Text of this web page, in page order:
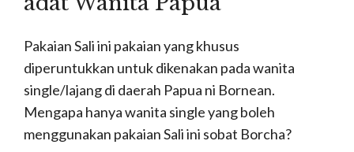
Pakaian Sali ini pakaian yang khusus
diperuntukkan untuk dikenakan pada wanita
single/lajang di daerah Papua ni Bornean.
Mengapa hanya wanita single yang boleh
menggunakan pakaian Sali ini sobat Borcha?